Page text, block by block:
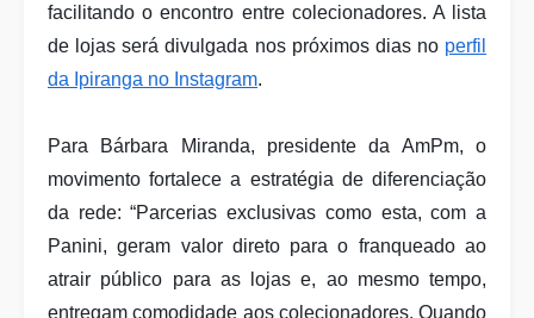
facilitando o encontro entre colecionadores. A lista
de lojas será divulgada nos próximos dias no perfil
da Ipiranga no Instagram.
Para Bárbara Miranda, presidente da AmPm, o
movimento fortalece a estratégia de diferenciação
da rede: “Parcerias exclusivas como esta, com a
Panini, geram valor direto para o franqueado ao
atrair público para as lojas e, ao mesmo tempo,
entregam comodidade aos colecionadores. Quando